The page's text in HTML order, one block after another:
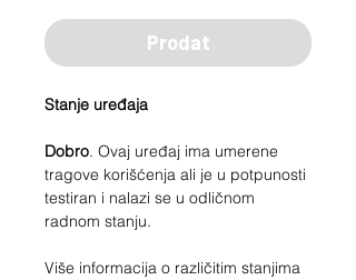
Prodat
Stanje uređaja
Dobro. Ovaj uređaj ima umerene
tragove korišćenja ali je u potpunosti
testiran i nalazi se u odličnom
radnom stanju.
Više informacija o različitim stanjima